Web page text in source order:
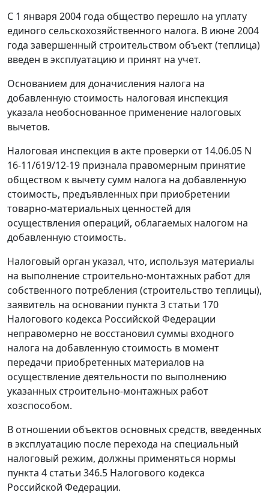
С 1 января 2004 года общество перешло на уплату
единого сельскохозяйственного налога. В июне 2004
года завершенный строительством объект (теплица)
введен в эксплуатацию и принят на учет.
Основанием для доначисления налога на
добавленную стоимость налоговая инспекция
указала необоснованное применение налоговых
вычетов.
Налоговая инспекция в акте проверки от 14.06.05 N
16-11/619/12-19 признала правомерным принятие
обществом к вычету сумм налога на добавленную
стоимость, предъявленных при приобретении
товарно-материальных ценностей для
осуществления операций, облагаемых налогом на
добавленную стоимость.
Налоговый орган указал, что, используя материалы
на выполнение строительно-монтажных работ для
собственного потребления (строительство теплицы),
заявитель на основании пункта 3 статьи 170
Налогового кодекса Российской Федерации
неправомерно не восстановил суммы входного
налога на добавленную стоимость в момент
передачи приобретенных материалов на
осуществление деятельности по выполнению
указанных строительно-монтажных работ
хозспособом.
В отношении объектов основных средств, введенных
в эксплуатацию после перехода на специальный
налоговый режим, должны применяться нормы
пункта 4 статьи 346.5 Налогового кодекса
Российской Федерации.